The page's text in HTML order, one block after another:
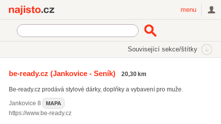
menu
Související sekce/štítky
outdoor bundy(155)
dámské outdoorové kalhoty
be-ready.cz (Jankovice - Seník) 20,30 km
Be-ready.cz prodává stylové dárky, doplňky a vybavení pro muže.
Jankovice 8 MAPA
https://www.be-ready.cz